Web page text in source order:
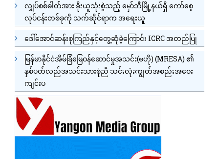
လျှပ်စစ်ဓါတ်အား ခိုးယူသုံးစွဲသည့် မှော်ဘီမြို့နယ်ရှိ ကော်စေ့
လုပ်ငန်းတစ်ခုကို သက်ဆိုင်ရာက အရေးယူ
ဒေါ်အောင်ဆန်းစုကြည်နှင့်တွေ့ဆုံခဲ့ကြောင်း ICRC အတည်ပြု
မြန်မာနိုင်ငံအိမ်ခြံမြေဝန်ဆောင်မှုအသင်း(ဗဟို) (MRESA) ၏
နှစ်ပတ်လည်အသင်းသားစုံညီ သင်းလုံးကျွတ်အစည်းအဝေး
ကျင်းပ